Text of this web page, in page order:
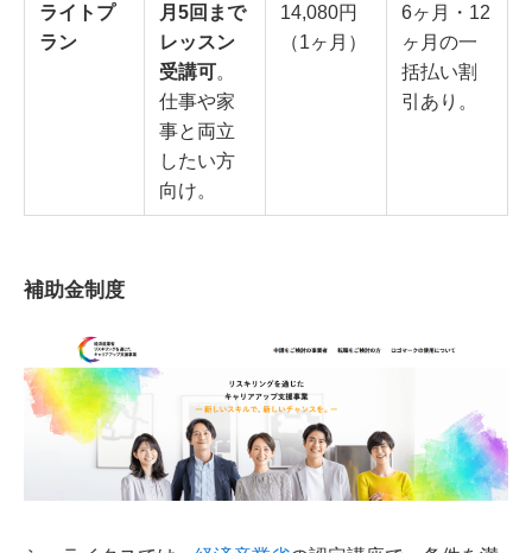
ライトプ
ラン
月5回まで
レッスン
受講可。
仕事や家
事と両立
したい方
向け。
14,080円
（1ヶ月）
6ヶ月・12
ヶ月の一
括払い割
引あり。
補助金制度